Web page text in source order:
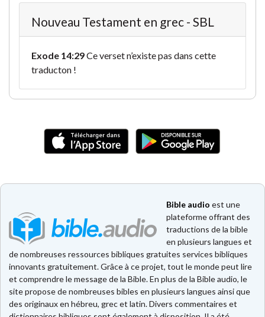
Nouveau Testament en grec - SBL
Exode 14:29Ce verset n’existe pas dans cette
traducton !
Bible audio est une
plateforme offrant des
traductions de la bible
en plusieurs langues et
de nombreuses ressources bibliques gratuites services bibliques
innovants gratuitement. Grâce à ce projet, tout le monde peut lire
et comprendre le message de la Bible. En plus de la Bible audio, le
site propose de nombreuses bibles en plusieurs langues ainsi que
des originaux en hébreu, grec et latin. Divers commentaires et